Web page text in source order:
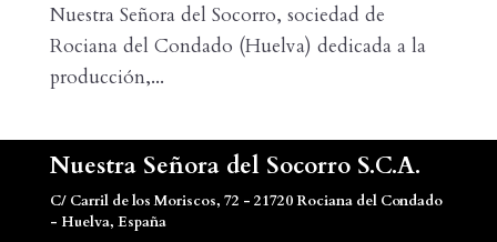
Nuestra Señora del Socorro, sociedad de
Rociana del Condado (Huelva) dedicada a la
producción,...
Nuestra Señora del Socorro S.C.A.
C/ Carril de los Moriscos, 72 - 21720 Rociana del Condado
- Huelva, España